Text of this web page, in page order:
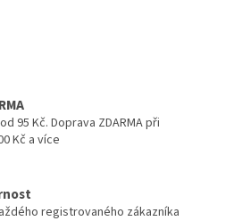
95 Kč. Doprava ZDARMA při
Kč a více
registrovaného zákazníka